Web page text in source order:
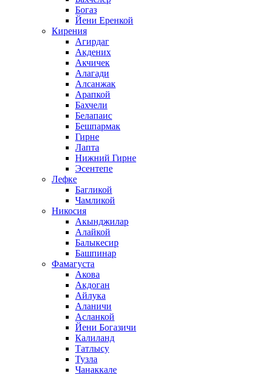
Богаз
Йени Еренкой
Кирения
Агирдаг
Акдених
Акчичек
Алагади
Алсанжак
Арапкой
Бахчели
Белапаис
Бешпармак
Гирне
Лапта
Нижний Гирне
Эсентепе
Лефке
Багликой
Чамликой
Никосия
Акынджилар
Алайкой
Балыкесир
Башпинар
Фамагуста
Акова
Акдоган
Айлука
Аланичи
Асланкой
Йени Богазичи
Калиланд
Татлысу
Тузла
Чанаккале